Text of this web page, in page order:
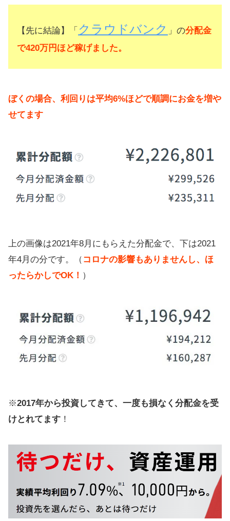
【先に結論】「 クラウドバンク 」の分配金
で420万円ほど稼げました。
ぼくの場合、利回りは平均6%ほどで順調にお金を増や
せてます
上の画像は2021年8月にもらえた分配金で、下は2021
年4月の分です。（ コロナの影響もありませんし、ほ
ったらかしでOK！ ）
※2017年から投資してきて、一度も損なく分配金を受
けとれてます ！